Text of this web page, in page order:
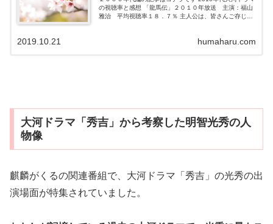
の視聴率と感想 「龍馬伝」２０１０年放送 主演：福山
雅治 平均視聴率１８．７％ 主人公は、皆さんご存じの
humaharu.com
2019.10.21
大河ドラマ「秀吉」から考察した明智光秀の人
物像
麒麟がくるの関連番組で、大河ドラマ「秀吉」の光秀の出
演場面が特集されていました。